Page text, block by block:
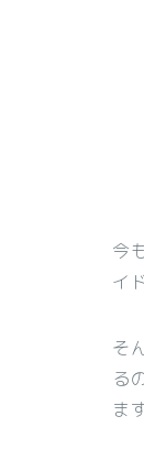
今
イ
そ
る
ま